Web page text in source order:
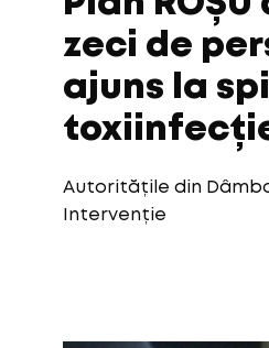
zeci de
ajuns la
Autoritățile din
Intervenție